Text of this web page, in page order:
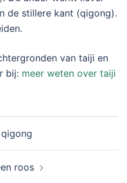
de stillere kant (qigong).
van taiji en
bij: meer weten over taiji
roos